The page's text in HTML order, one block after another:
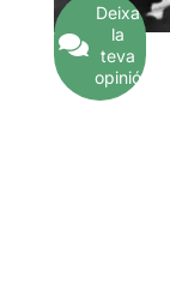
Deixa
la
teva
opinió